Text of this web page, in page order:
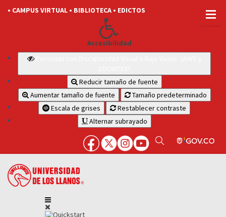
• CAMPUS VIRTUAL • BIBLIOTECA • EDICTOS
Accesibilidad
Reducir tamaño de fuente
Aumentar tamaño de fuente
Tamaño predeterminado
Escala de grises
Restablecer contraste
Alternar subrayado